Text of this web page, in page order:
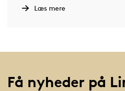
Læs mere
Få nyheder på